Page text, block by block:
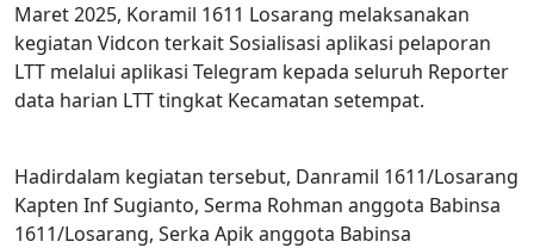
Maret 2025, Koramil 1611 Losarang melaksanakan
kegiatan Vidcon terkait Sosialisasi aplikasi pelaporan
LTT melalui aplikasi Telegram kepada seluruh Reporter
data harian LTT tingkat Kecamatan setempat.
Hadirdalam kegiatan tersebut, Danramil 1611/Losarang
Kapten Inf Sugianto, Serma Rohman anggota Babinsa
1611/Losarang, Serka Apik anggota Babinsa